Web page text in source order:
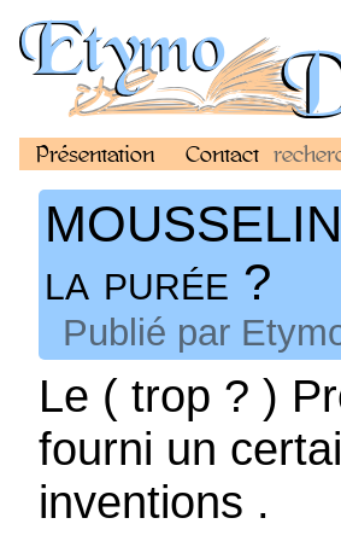
Présentation Contact
la purée ?
Publié par
Le ( trop ? )
fourni un
inventions .